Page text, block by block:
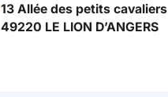
13 Allée des petits cavaliers
49220 LE LION D’ANGERS